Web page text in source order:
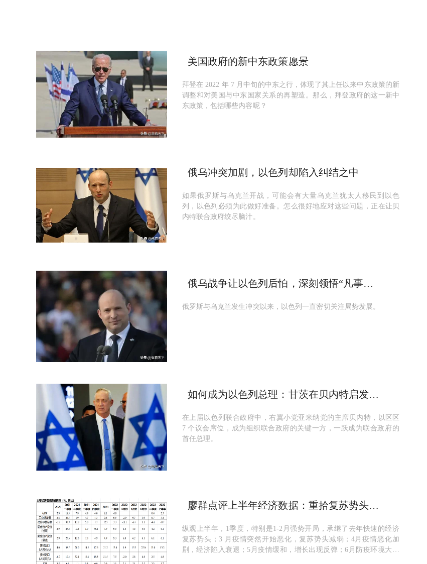
美国政府的新中东政策愿景
拜登在 2022 年 7 月中旬的中东之行，体现了其上任以来中东政策的新
调整和对美国与中东国家关系的再塑造。那么，拜登政府的这一新中
东政策，包括哪些内容呢？
俄乌冲突加剧，以色列却陷入纠结之中
如果俄罗斯与乌克兰开战，可能会有大量乌克兰犹太人移民到以色
列，以色列必须为此做好准备。怎么很好地应对这些问题，正在让贝
内特联合政府绞尽脑汁。
俄乌战争让以色列后怕，深刻领悟“凡事靠
俄罗斯与乌克兰发生冲突以来，以色列一直密切关注局势发展。
如何成为以色列总理：甘茨在贝内特启发下
在上届以色列联合政府中，右翼小党亚米纳党的主席贝内特，以区区
7 个议会席位，成为组织联合政府的关键一方，一跃成为联合政府的
首任总理。
廖群点评上半年经济数据：重拾复苏势头，
纵观上半年，1季度，特别是1-2月强势开局，承继了去年快速的经济
复苏势头；3 月疫情突然开始恶化，复苏势头减弱；4月疫情恶化加
剧，经济陷入衰退；5月疫情缓和，增长出现反弹；6月防疫环境大幅